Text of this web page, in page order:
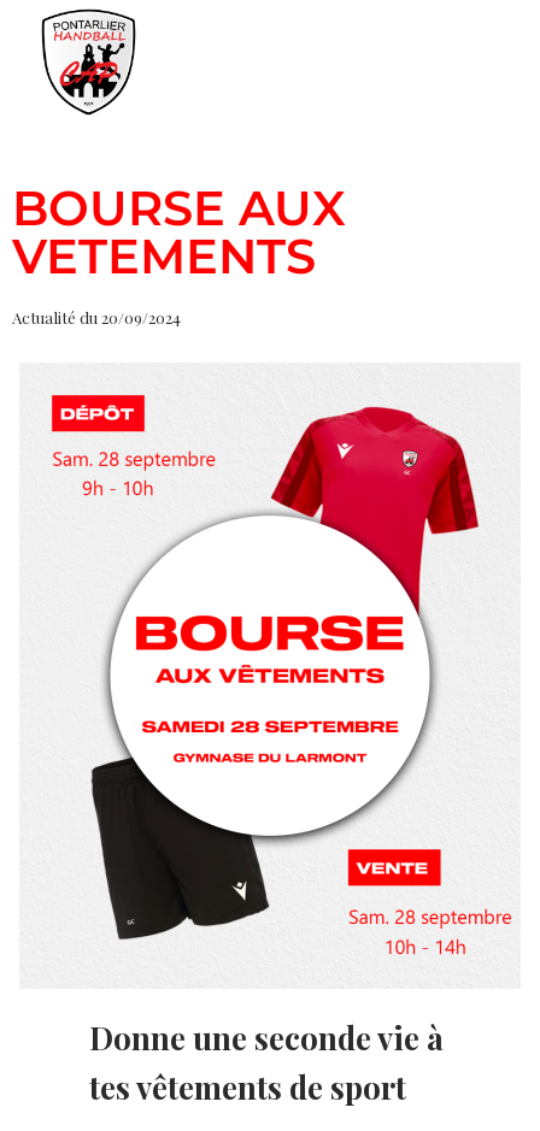
BOURSE AUX
VETEMENTS
Actualité du 20/09/2024
Donne une seconde vie à
tes vêtements de sport